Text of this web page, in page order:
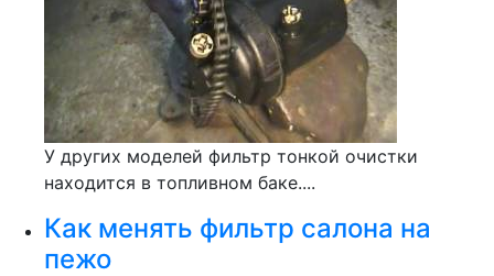
У других моделей фильтр тонкой очистки
находится в топливном баке....
Как менять фильтр салона на
пежо